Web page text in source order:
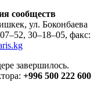
сообществ
ул. Боконбаева
30–18–05, факс:
завершилось.
+996 500 222 600